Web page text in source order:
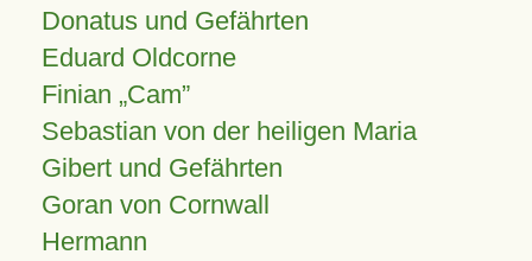
Donatus und Gefährten
Eduard Oldcorne
Finian Cam
Sebastian von der heiligen Maria
Gibert und Gefährten
Goran von Cornwall
Hermann